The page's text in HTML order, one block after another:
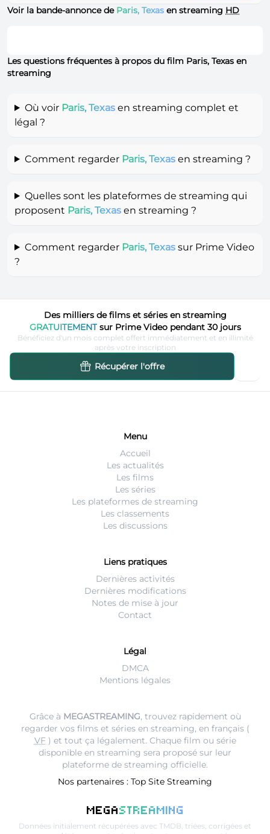
Voir la bande-annonce de Paris, Texas en streaming HD
Les questions fréquentes à propos du film Paris, Texas en
streaming
Où voir Paris, Texasen streaming complet et
légal ?
Comment regarder Paris, Texasen streaming ?
Quelles sont les plateformes de streaming qui
proposent Paris, Texas en streaming ?
Comment regarder Paris, Texassur Prime Video
?
Des milliers de films et séries en streaming
GRATUITEMENTsur Prime Video pendant 30 jours
Bénéficiez d'un mois complet offert immédiatement et en illimité
après votre inscription
Récupérer l'offre
Menu
Accueil
Les actualités
Les films
Les séries
Les plateformes de streaming
Les classements
Les discussions
Liens pratiques
Dernières activités
Dernières modifications
Notes de mise à jour
Contact
Légal
DMCA
Mentions légales
Grâce à MEGASTREAMING, trouvez rapidement où
regarder vos films et séries en streaming, en français (
VF) et tout ça légalement. Chaque film ou série
disponible en streaming sera proposé sur leur
plateforme de streaming officielle.
Nos partenaires : Top Site Streaming
MEGASTREAMING
Données initialement récupérées avec TMDB , triées, corrigées et